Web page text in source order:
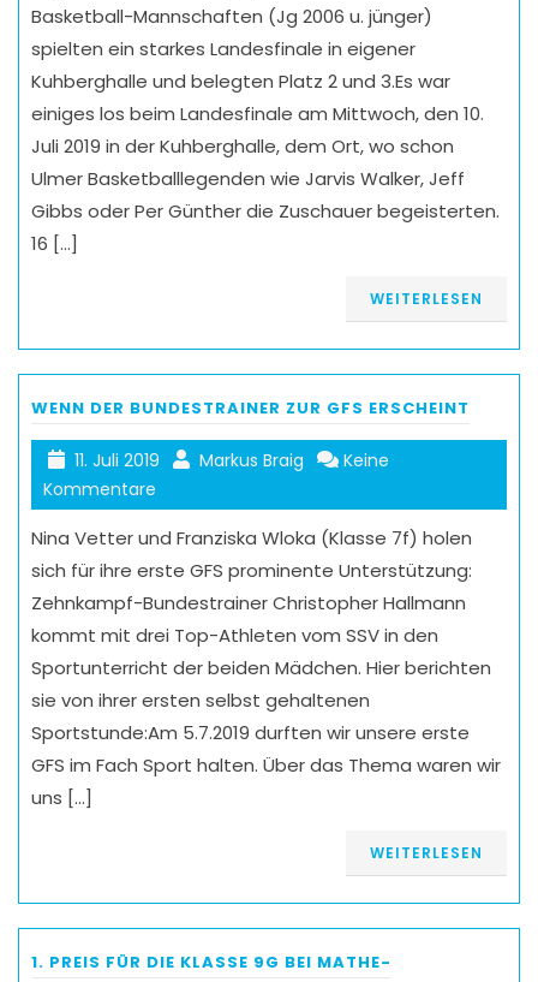
Basketball-Mannschaften (Jg 2006 u. jünger)
spielten ein starkes Landesfinale in eigener
Kuhberghalle und belegten Platz 2 und 3.Es war
einiges los beim Landesfinale am Mittwoch, den 10.
Juli 2019 in der Kuhberghalle, dem Ort, wo schon
Ulmer Basketballlegenden wie Jarvis Walker, Jeff
Gibbs oder Per Günther die Zuschauer begeisterten.
16 […]
WEITERLESEN
WENN DER BUNDESTRAINER ZUR GFS ERSCHEINT
11. Juli 2019 Markus Braig
Keine
Kommentare
Nina Vetter und Franziska Wloka (Klasse 7f) holen
sich für ihre erste GFS prominente Unterstützung:
Zehnkampf-Bundestrainer Christopher Hallmann
kommt mit drei Top-Athleten vom SSV in den
Sportunterricht der beiden Mädchen. Hier berichten
sie von ihrer ersten selbst gehaltenen
Sportstunde:Am 5.7.2019 durften wir unsere erste
GFS im Fach Sport halten. Über das Thema waren wir
uns […]
WEITERLESEN
1. PREIS FÜR DIE KLASSE 9G BEI MATHE-